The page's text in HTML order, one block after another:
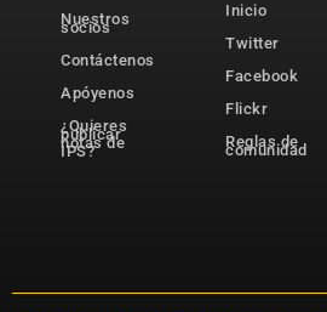
Nuestros
socios
Contáctenos
Apóyenos
¿Quieres
publicar
notas de
IPS?
Inicio
Twitter
Facebook
Flickr
Reglas de
comunidad